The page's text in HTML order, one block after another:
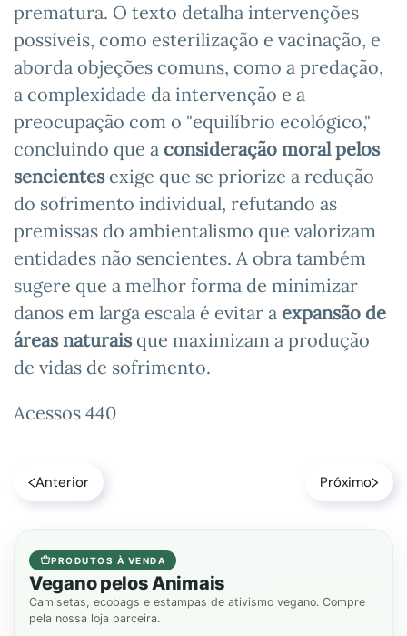
prematura. O texto detalha intervenções
possíveis, como esterilização e vacinação, e
aborda objeções comuns, como a predação,
a complexidade da intervenção e a
preocupação com o "equilíbrio ecológico,"
concluindo que a consideração moral pelos
sencientesexige que se priorize a redução
do sofrimento individual, refutando as
premissas do ambientalismo que valorizam
entidades não sencientes. A obra também
sugere que a melhor forma de minimizar
danos em larga escala é evitar a expansão de
áreas naturaisque maximizam a produção
de vidas de sofrimento.
Acessos 440
Anterior Próximo
PRODUTOS À VENDA
Vegano pelos Animais
Camisetas, ecobags e estampas de ativismo vegano. Compre
pela nossa loja parceira.